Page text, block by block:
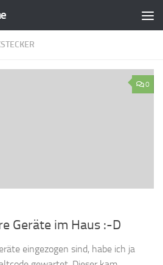
0
Geräte im Haus :-D
eingezogen sind, habe ich ja